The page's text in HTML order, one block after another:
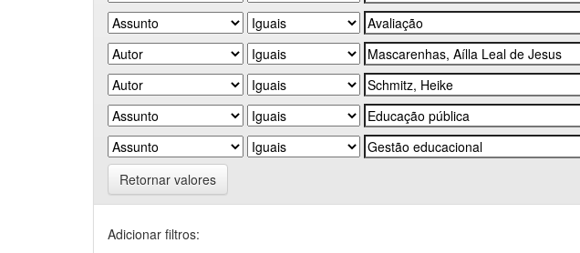
Retornar valores
Adicionar filtros: